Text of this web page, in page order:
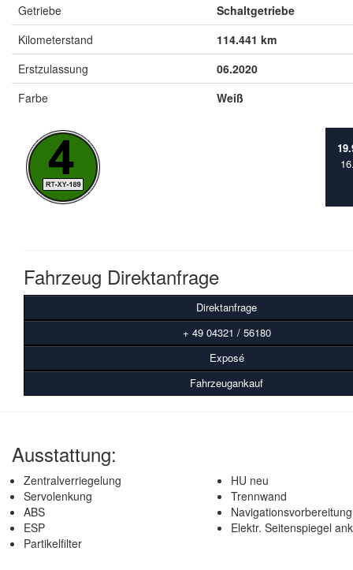
Getriebe
Schaltgetriebe
Kilometerstand
114.441 km
Erstzulassung
06.2020
Farbe
Weiß
Fahrzeug Direktanfrage
Direktanfrage
+ 49 04321 / 56180
Exposé
Fahrzeugankauf
Ausstattung:
Zentralverriegelung
Servolenkung
ABS
ESP
Partikelfilter
HU neu
Trennwand
Navigationsvorbereitung
Elektr. Seitenspiegel